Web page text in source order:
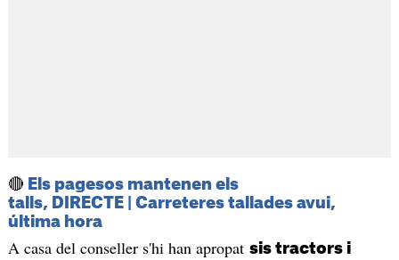
🔴 Els pagesos mantenen els
talls, DIRECTE | Carreteres tallades avui,
última hora
A casa del conseller s'hi han apropat sis tractors i